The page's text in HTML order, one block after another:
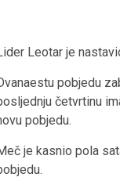
Leotar je
pobjedu
četvrtinu
pobjedu.
je kasnio pola